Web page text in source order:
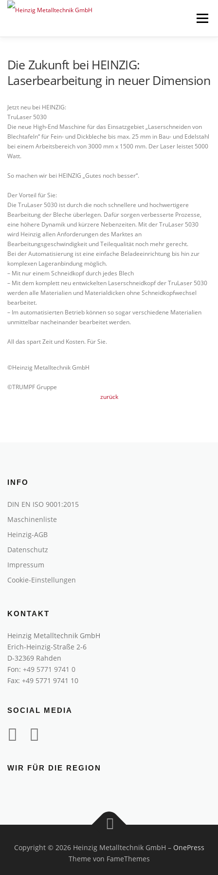
Zum Inhalt springen
Menü
Die Zukunft bei HEINZIG:
Laserbearbeitung in neuer Dimension
Jetzt neu bei HEINZIG:
TruLaser 5030
Die neue High-End Maschine für das Einsatzgebiet „Laserschneiden von
Blechtafeln“ für Fein- und Dickbleche bis max. 25 mm in Bau- und Edelstahl
bei einem Arbeitsbereich von 3000 mm x 1500 mm. Der Laser leistet 5000
Watt.
So machen wir bei HEINZIG „Gutes noch besser“.
Der Vorteil für Sie:
Die TruLaser 5030 ist durch die noch schnellere und hochwertigere
Bearbeitung der Bleche überlegen. Dafür sorgen verbesserte Prozesse,
eine höhere Dynamik und kürzere Nebenzeiten. Mit der TruLaser 5030
wird Heinzig allen Anforderungen des Marktes an
Bearbeitungsgeschwindigkeit und Teilequalität noch mehr gerecht.
Bei der Automatisierung ist eine einfache Beladeeinrichtung bis hin zur
komplexen Lageranbindung möglich.
– Mit nur einem Schneidkopf durch jedes Blech
– Mit dem komplett neu entwickelten Laserschneidkopf der TruLaser 5030
werden alle Materialien und Materialdicken ohne Schneidkopfwechsel
bearbeitet.
– Im automatisierten Betrieb können so sogar verschiedene Materialien
unmittelbar nacheinander bearbeitet werden.
All das spart Zeit und Kosten. Für Sie.
©Heinzig Metalltechnik GmbH
©TRUMPF Gruppe
zurück
INFO
DIN EN ISO 9001:2015
Maschinenliste
Heinzig-AGB
Datenschutz
Impressum
Cookie-Einstellungen
KONTAKT
Heinzig Metalltechnik GmbH
Erich-Heinzig-Straße 2-6
D-32369 Rahden
Fon: +49 5771 9741 0
Fax: +49 5771 9741 10
SOCIAL MEDIA
WIR FÜR DIE REGION
Copyright © 2026 Heinzig Metalltechnik GmbH – OnePress
Theme von FameThemes